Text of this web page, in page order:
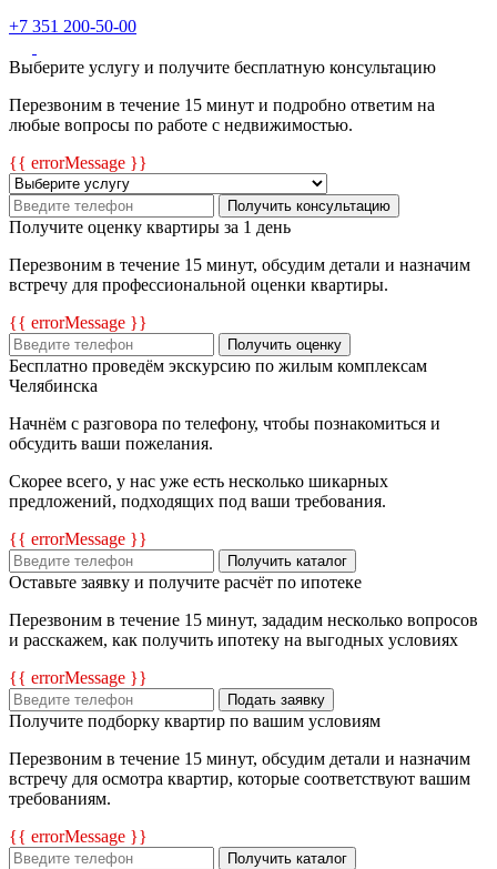
+7 351 200-50-00
Выберите услугу и получите бесплатную консультацию
Перезвоним в течение 15 минут и подробно ответим на
любые вопросы по работе с недвижимостью.
{{ errorMessage }}
Получить консультацию
Получите оценку квартиры за 1 день
Перезвоним в течение 15 минут, обсудим детали и назначим
встречу для профессиональной оценки квартиры.
{{ errorMessage }}
Получить оценку
Бесплатно проведём экскурсию по жилым комплексам
Челябинска
Начнём с разговора по телефону, чтобы познакомиться и
обсудить ваши пожелания.
Скорее всего, у нас уже есть несколько шикарных
предложений, подходящих под ваши требования.
{{ errorMessage }}
Получить каталог
Оставьте заявку и получите расчёт по ипотеке
Перезвоним в течение 15 минут, зададим несколько вопросов
и расскажем, как получить ипотеку на выгодных условиях
{{ errorMessage }}
Подать заявку
Получите подборку квартир по вашим условиям
Перезвоним в течение 15 минут, обсудим детали и назначим
встречу для осмотра квартир, которые соответствуют вашим
требованиям.
{{ errorMessage }}
Получить каталог